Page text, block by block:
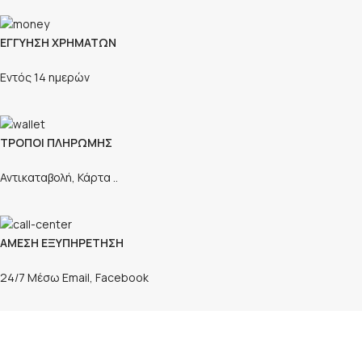
ΕΓΓΥΗΣΗ ΧΡΗΜΑΤΩΝ
Εντός 14 ημερών
ΤΡΟΠΟΙ ΠΛΗΡΩΜΗΣ
Αντικαταβολή, Κάρτα ..
ΑΜΕΣΗ ΕΞΥΠΗΡΕΤΗΣΗ
24/7 Μέσω Email, Facebook